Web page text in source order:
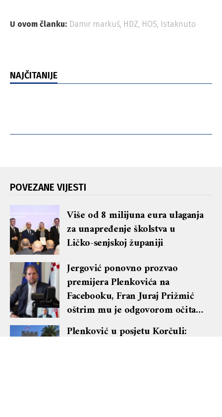
U ovom članku: Damir markuš, HDZ, HOS, Istaknuto
NAJČITANIJE
POVEZANE VIJESTI
Više od 8 milijuna eura ulaganja
za unapređenje školstva u
Ličko-senjskoj županiji
Jergović ponovno prozvao
premijera Plenkovića na
Facebooku, Fran Juraj Prižmić
oštrim mu je odgovorom očitao
lekciju te dobio blok i brisanje
komentara
Plenković u posjetu Korčuli: